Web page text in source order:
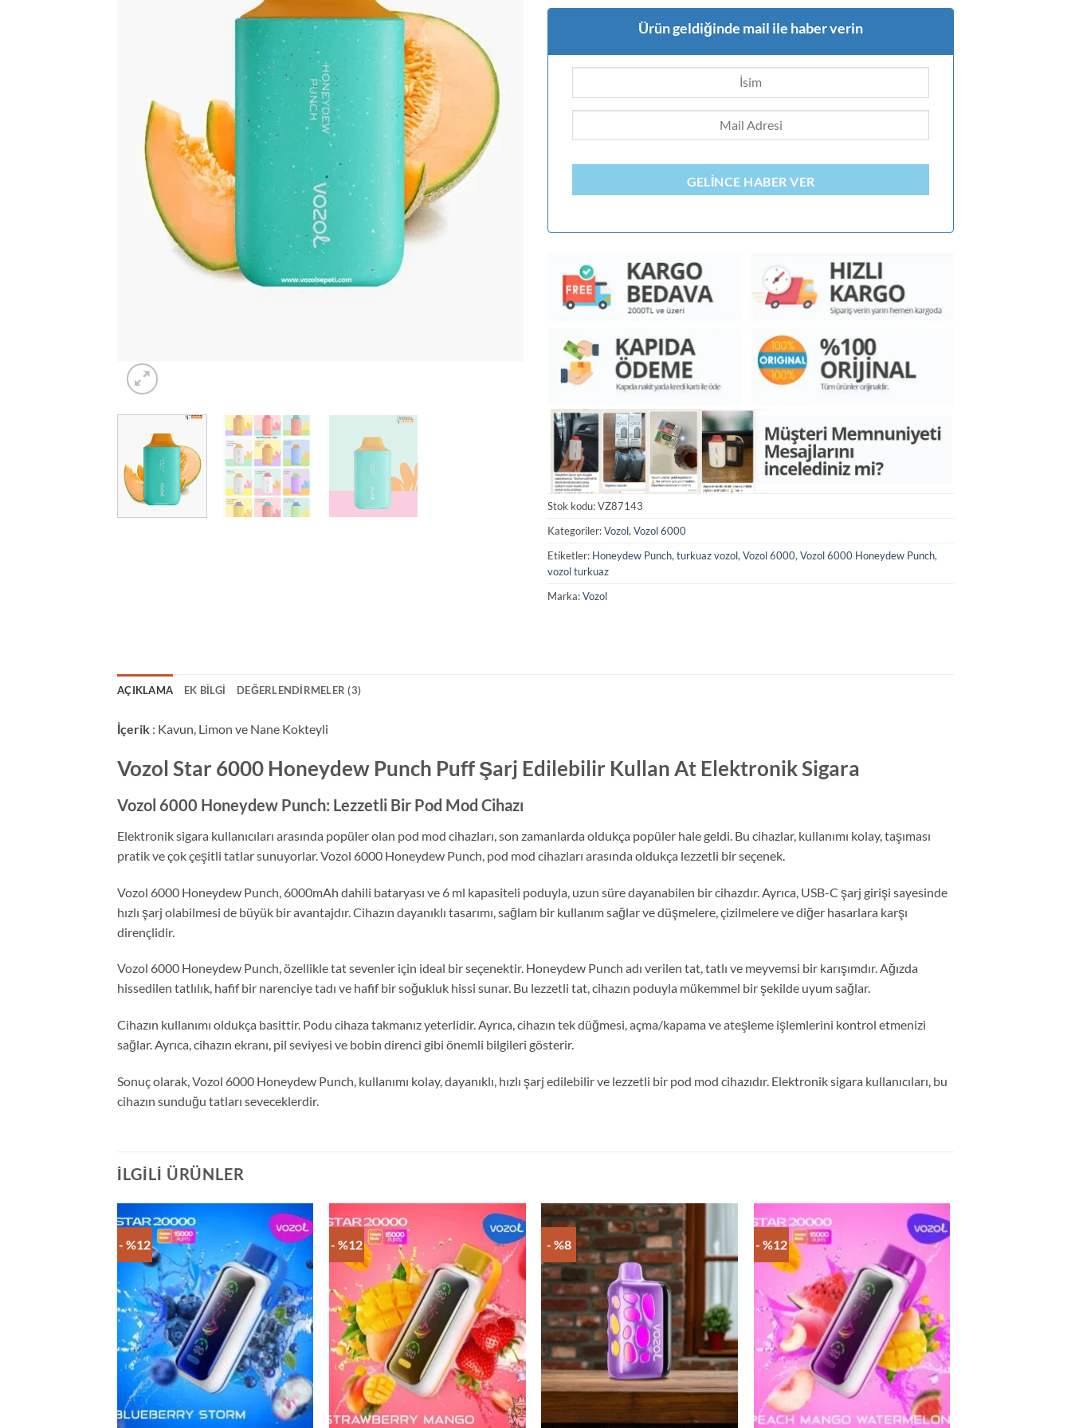
Ürün geldiğinde mail ile haber verin
GELINCE HABER VER
Stok kodu:VZ87143
Kategoriler:Vozol,Vozol 6000
Etiketler: Honeydew Punch,turkuaz vozol,Vozol 6000,Vozol 6000 Honeydew Punch,
vozol turkuaz
Marka:Vozol
AÇIKLAMA EK BILGI DEĞERLENDIRMELER (3)
İçerik : Kavun, Limon ve Nane Kokteyli
Vozol Star 6000 Honeydew Punch Puff Şarj Edilebilir Kullan At Elektronik Sigara
Vozol 6000 Honeydew Punch: Lezzetli Bir Pod Mod Cihazı
Elektronik sigara kullanıcıları arasında popüler olan pod mod cihazları, son zamanlarda oldukça popüler hale geldi. Bu cihazlar, kullanımı kolay, taşıması
pratik ve çok çeşitli tatlar sunuyorlar. Vozol 6000 Honeydew Punch, pod mod cihazları arasında oldukça lezzetli bir seçenek.
Vozol 6000 Honeydew Punch, 6000mAh dahili bataryası ve 6 ml kapasiteli poduyla, uzun süre dayanabilen bir cihazdır. Ayrıca, USB-C şarj girişi sayesinde
hızlı şarj olabilmesi de büyük bir avantajdır. Cihazın dayanıklı tasarımı, sağlam bir kullanım sağlar ve düşmelere, çizilmelere ve diğer hasarlara karşı
dirençlidir.
Vozol 6000 Honeydew Punch, özellikle tat sevenler için ideal bir seçenektir. Honeydew Punch adı verilen tat, tatlı ve meyvemsi bir karışımdır. Ağızda
hissedilen tatlılık, hafif bir narenciye tadı ve hafif bir soğukluk hissi sunar. Bu lezzetli tat, cihazın poduyla mükemmel bir şekilde uyum sağlar.
Cihazın kullanımı oldukça basittir. Podu cihaza takmanız yeterlidir. Ayrıca, cihazın tek düğmesi, açma/kapama ve ateşleme işlemlerini kontrol etmenizi
sağlar. Ayrıca, cihazın ekranı, pil seviyesi ve bobin direnci gibi önemli bilgileri gösterir.
Sonuç olarak, Vozol 6000 Honeydew Punch, kullanımı kolay, dayanıklı, hızlı şarj edilebilir ve lezzetli bir pod mod cihazıdır. Elektronik sigara kullanıcıları, bu
cihazın sunduğu tatları seveceklerdir.
İLGILI ÜRÜNLER
- %12 - %12 - %8 - %12